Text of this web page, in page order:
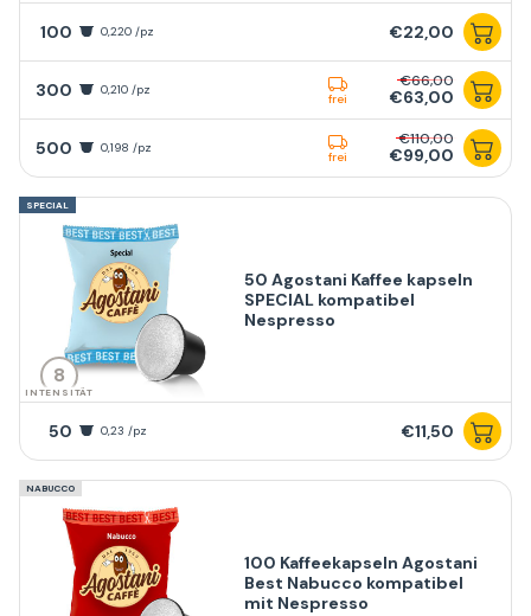
100 0,220 /pz €22,00
300 0,210 /pz
frei
€66,00
€63,00
500 0,198 /pz
frei
€110,00
€99,00
SPECIAL
8
INTENSITÄT
50 Agostani Kaffee kapseln
SPECIAL kompatibel
Nespresso
50 0,23 /pz €11,50
NABUCCO
100 Kaffeekapseln Agostani
Best Nabucco kompatibel
mit Nespresso